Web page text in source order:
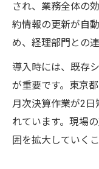
され、業務全体の
約情報の更新が自
め、経理部門との
導入時には、既存
が重要です。東京
月次決算作業が2
れています。現場
囲を拡大していく